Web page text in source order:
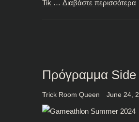
Tik … Διαβάστε περισσότερα
Πρόγραμμα Side
Trick Room Queen June 24,